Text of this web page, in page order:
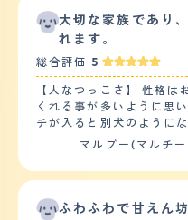
です。 【お手入れ】 毛が細いためかとても毛玉になりや
すいし伸びるのが早いです。 月に1度トリミング
いきシャンプー・カット
玉ができています。 ブラッシングは毎日した方がよいと
思います。 カットによってほかの犬かと思うほど大きく
印象が変わります。今は
でいます。 抜け毛はまったくと言っていいほどありませ
ん。黒い服を着ていても平気です。 特
な投薬等はありません。 【鳴き声】 思っているより大き
い声で吠えることがありびっくり
ターホン、電話の音、テ
えてしまうので吠えない
いかけっこをして遊ぶ様
に吠えられても特に気に
かな子です。また小さい
子によく触ってもらって
た見た目からかお子様連
多く、社会化のお勉強と
た。元々ペットショップ
の社会化を行ってもらっ
しませんでした。 【落ち着き】 迎えてから１歳になるま
は拾い食いと手への甘噛
いるものはなんでも拾っ
特に改善されず、ケージ
大切な家族であり
れます。
総合評価 5
【人なつっこさ】 性格は
くれる事が多いように思
チが入ると別犬のように
で家の中では飼い主の後
いる時に飼い主が動くと
す。 家族以外に対しては、お客さんが来ても最初は吠え
す。お散歩をしていても
マルプー(マルチ
ふわふわで甘えん